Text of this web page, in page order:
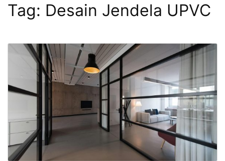
Tag: Desain Jendela UPVC